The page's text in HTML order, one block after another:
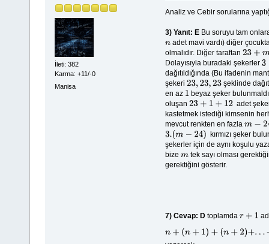
İleti: 382
Karma: +11/-0
Manisa
Analiz ve Cebir sorularına
3) Yanıt: E Bu soruyu tam
nadet mavi vardı) diğer
olmalıdır. Diğer taraftan 23+m +n
Dolayısıyla buradaki şekerler 3
dağıtıldığında (Bu ifadenin
şekeri 23,23,23
şeklinde
en az 1 beyaz şeker
oluşan 23+1+12
adet
kastetmek istediği kimsenin
mevcut renkten en fazla m− 24
3.(m− 24
kırmızı şeker
şekerler için de aynı koşulu
bize m tek sayı olması
gerektiğini gösterir.
7) Cevap: D toplamda r+ 1
n+(n +1) +(n +2 )+. .+(n+r )